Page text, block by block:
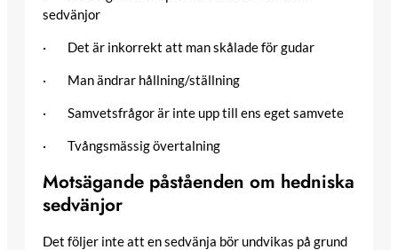
sedvänjor
· Det är inkorrekt att man skålade för gudar
· Man ändrar hållning/ställning
· Samvetsfrågor är inte upp till ens eget samvete
· Tvångsmässig övertalning
Motsägande påståenden om hedniska
sedvänjor
Det följer inte att en sedvänja bör undvikas på grund